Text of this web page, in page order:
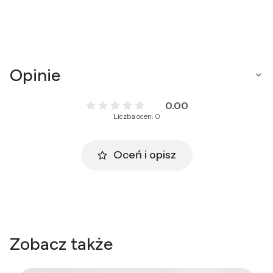
Opinie
0.00
Liczba ocen: 0
Oceń i opisz
Zobacz także